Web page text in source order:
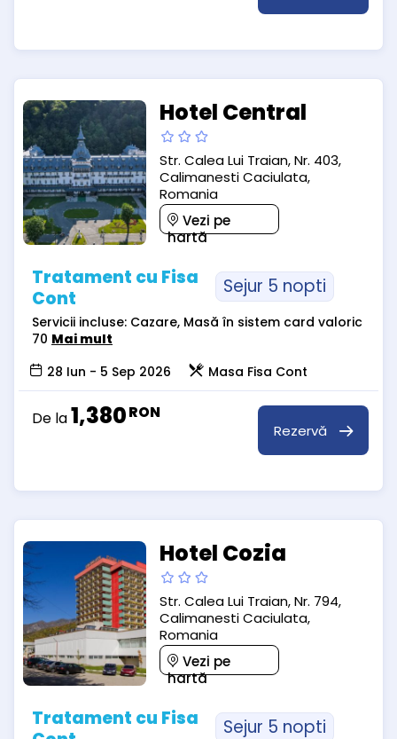
Hotel Central
Str. Calea Lui Traian, Nr. 403,
Calimanesti Caciulata,
Romania
Vezi pe
hartă
Tratament cu Fisa
Cont
Sejur 5 nopti
Servicii incluse: Cazare, Masă în sistem card valoric
70 Mai mult
28 Iun - 5 Sep 2026
Masa Fisa Cont
De la1,380RON
Rezervă
Hotel Cozia
Str. Calea Lui Traian, Nr. 794,
Calimanesti Caciulata,
Romania
Vezi pe
hartă
Tratament cu Fisa
Sejur 5 nopti